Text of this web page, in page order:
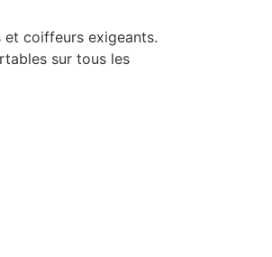
coiffeurs exigeants.
sur tous les